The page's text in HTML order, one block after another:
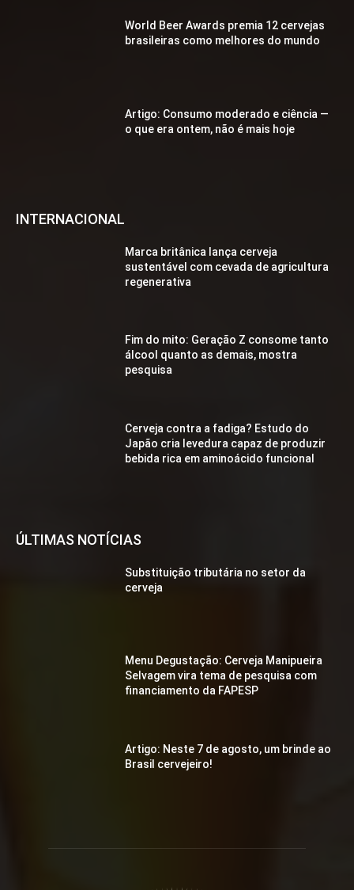
World Beer Awards premia 12 cervejas
brasileiras como melhores do mundo
Artigo: Consumo moderado e ciência —
o que era ontem, não é mais hoje
INTERNACIONAL
Marca britânica lança cerveja
sustentável com cevada de agricultura
regenerativa
Fim do mito: Geração Z consome tanto
álcool quanto as demais, mostra
pesquisa
Cerveja contra a fadiga? Estudo do
Japão cria levedura capaz de produzir
bebida rica em aminoácido funcional
ÚLTIMAS NOTÍCIAS
Substituição tributária no setor da
cerveja
Menu Degustação: Cerveja Manipueira
Selvagem vira tema de pesquisa com
financiamento da FAPESP
Artigo: Neste 7 de agosto, um brinde ao
Brasil cervejeiro!